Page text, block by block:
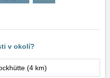
v okolí?
(4 km)